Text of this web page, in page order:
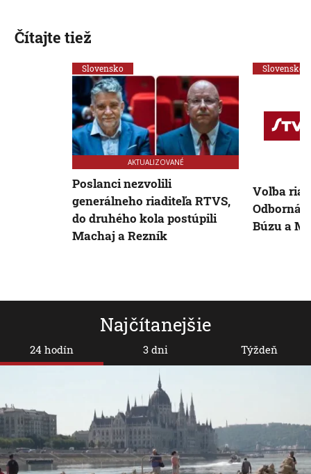
Najčítanejšie
24 hodín 3 dni Týždeň
Čítajte tiež
Slovensko
AKTUALIZOVANÉ
Poslanci nezvolili
generálneho riaditeľa RTVS,
do druhého kola postúpili
Machaj a Rezník
Slovensko
Voľba
Odborná
Búzu a